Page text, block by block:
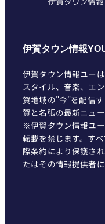
伊賀タウン情報
伊賀タウン情報ユー
スタイル、音楽、エ
賀地域の"今"を配信
賀と名張の最新ニュ
※伊賀タウン情報ユ
転載を禁じます。す
際条約により保護さ
たはその情報提供者に